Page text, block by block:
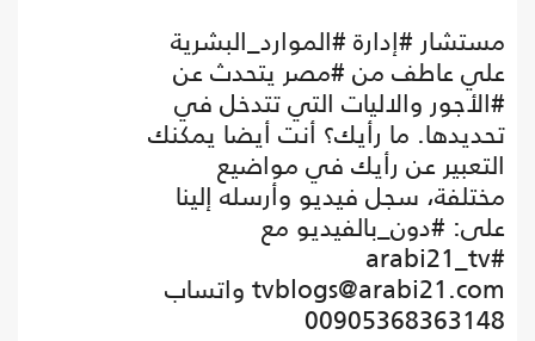
مستشار #إدارة #الموارد_البشرية
علي عاطف من #مصر يتحدث عن
#الأجور والاليات التي تتدخل في
تحديدها. ما رأيك؟ أنت أيضا يمكنك
التعبير عن رأيك في مواضيع
مختلفة، سجل فيديو وأرسله إلينا
على: #دون_بالفيديو مع
#arabi21_tv
tvblogs@arabi21.com واتساب
00905368363148